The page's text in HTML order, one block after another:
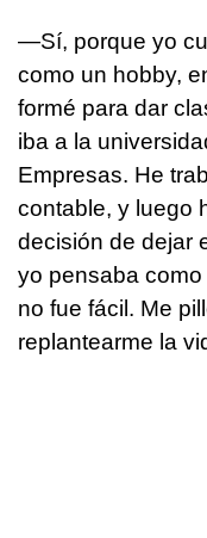
—Sí, porque yo
como un hobby,
formé para dar
iba a la
Empresas. He
contable, y luego
decisión de dejar
yo pensaba
no fue fácil. Me
replantearme la